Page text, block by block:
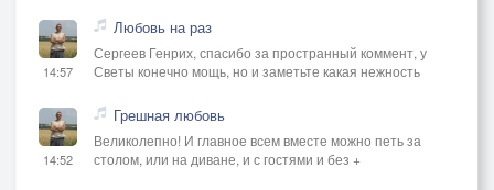
14:57
Любовь на раз
Сергеев Генрих, спасибо за пространный коммент, у
Светы конечно мощь, но и заметьте какая нежность
14:52
Грешная любовь
Великолепно! И главное всем вместе можно петь за
столом, или на диване, и с гостями и без +